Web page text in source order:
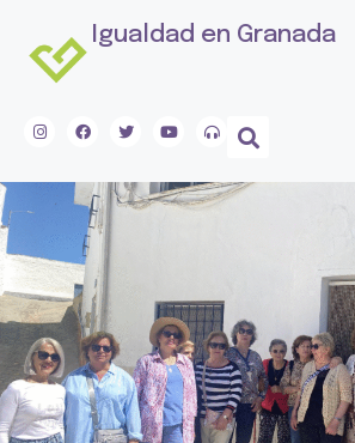
Igualdad en Granada